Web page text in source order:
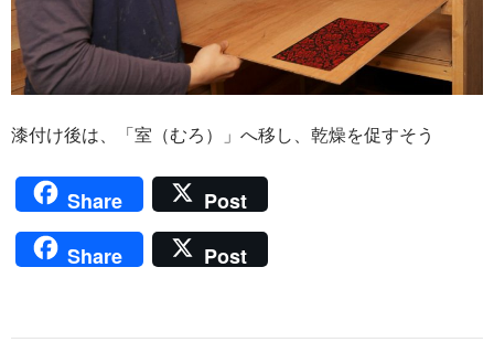
漆付け後は、「室（むろ）」へ移し、乾燥を促すそう
Share
Post
Share
Post